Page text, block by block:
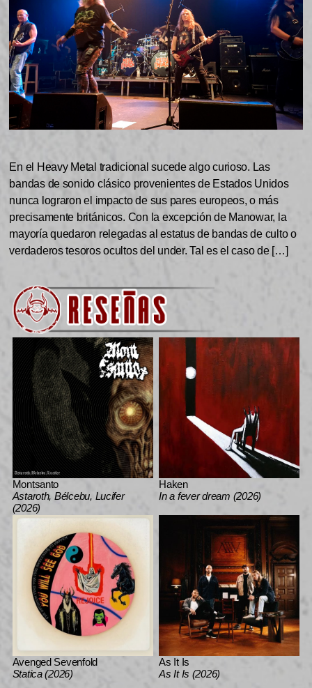
En el Heavy Metal tradicional sucede algo curioso. Las
bandas de sonido clásico provenientes de Estados Unidos
nunca lograron el impacto de sus pares europeos, o más
precisamente británicos. Con la excepción de Manowar, la
mayoría quedaron relegadas al estatus de bandas de culto o
verdaderos tesoros ocultos del under. Tal es el caso de […]
Montsanto
Astaroth, Bélcebu, Lucifer
(2026)
Haken
In a fever dream (2026)
Avenged Sevenfold
Statica (2026)
As It Is
As It Is (2026)